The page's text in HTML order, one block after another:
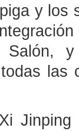
y los
Salón,